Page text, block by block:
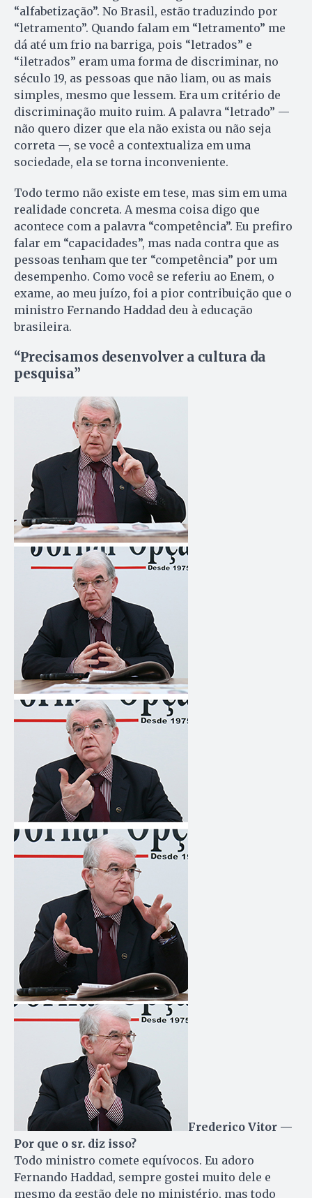
“alfabetização”. No Brasil, estão traduzindo por
“letramento”. Quando falam em “letramento” me
dá até um frio na barriga, pois “letrados” e
“iletrados” eram uma forma de discriminar, no
século 19, as pessoas que não liam, ou as mais
simples, mesmo que lessem. Era um critério de
discriminação muito ruim. A palavra “letrado” —
não quero dizer que ela não exista ou não seja
correta —, se você a contextualiza em uma
sociedade, ela se torna inconveniente.
Todo termo não existe em tese, mas sim em uma
realidade concreta. A mesma coisa digo que
acontece com a palavra “competência”. Eu prefiro
falar em “capacidades”, mas nada contra que as
pessoas tenham que ter “competência” por um
desempenho. Como você se referiu ao Enem, o
exame, ao meu juízo, foi a pior contribuição que o
ministro Fernando Haddad deu à educação
brasileira.
“Precisamos desenvolver a cultura da
pesquisa”
Frederico Vitor —
Por que o sr. diz isso?
Todo ministro comete equívocos. Eu adoro
Fernando Haddad, sempre gostei muito dele e
mesmo da gestão dele no ministério, mas todo